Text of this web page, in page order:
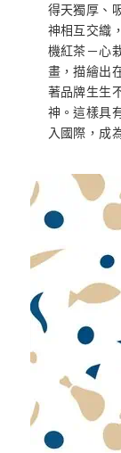
得天獨厚、
神相互交織
機紅茶－心
畫，描繪出
著品牌生生
神。這樣具
入國際，成